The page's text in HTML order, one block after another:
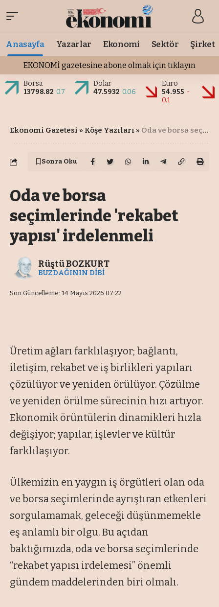
Anasayfa Yazarlar Ekonomi Sektör Şirket
EKONOMİ gazetesine abone olmak için tıklayın
Borsa
13798.82 0.7
Dolar
47.5932 0.06
Euro
54.955 -
0.1
Ekonomi Gazetesi » Köşe Yazıları » Oda ve borsa seçimlerinde 'rekabet yapısı' irdelenmeli
Sonra Oku
Oda ve borsa
seçimlerinde 'rekabet
yapısı' irdelenmeli
Son Güncelleme: 14 Mayıs 2026 07:22
Rüştü BOZKURT
BUZDAĞININ DİBİ
Üretim ağları farklılaşıyor; bağlantı,
iletişim, rekabet ve iş birlikleri yapıları
çözülüyor ve yeniden örülüyor. Çözülme
ve yeniden örülme sürecinin hızı artıyor.
Ekonomik örüntülerin dinamikleri hızla
değişiyor; yapılar, işlevler ve kültür
farklılaşıyor.
Ülkemizin en yaygın iş örgütleri olan oda
ve borsa seçimlerinde ayrıştıran etkenleri
sorgulamamak, geleceği düşünmemekle
eş anlamlı bir olgu. Bu açıdan
baktığımızda, oda ve borsa seçimlerinde
“rekabet yapısı irdelemesi” önemli
gündem maddelerinden biri olmalı.